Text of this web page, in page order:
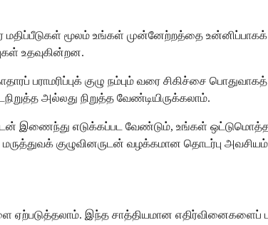
மூலம் உங்கள் முன்னேற்றத்தை
உதவுகின்றன.
பராமரிப்புக் குழு நம்பும் வரை சிகிச்சை
அல்லது நிறுத்த வேண்டியிருக்கலாம்.
இணைந்து எடுக்கப்பட வேண்டும், உங்கள்
குழுவினருடன் வழக்கமான தொடர்பு
ஏற்படுத்தலாம். இந்த சாத்தியமான எதிர்வினைகளைப்